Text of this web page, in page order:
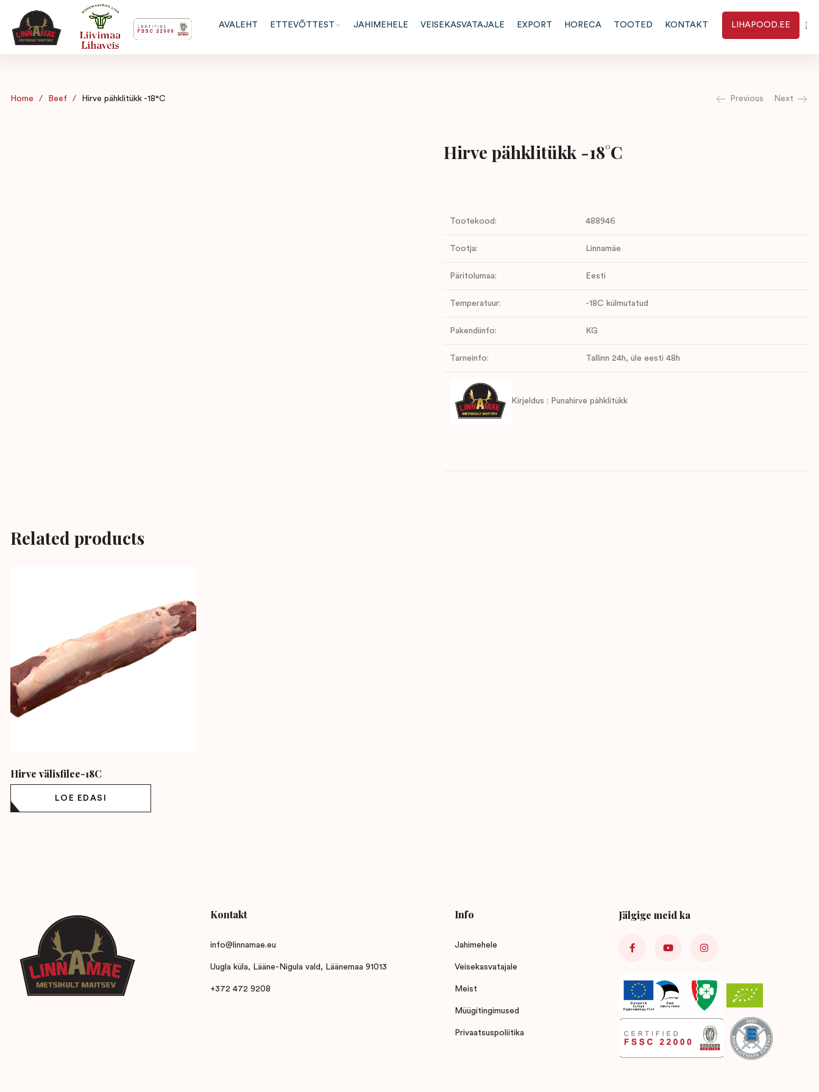
AVALEHT ETTEVÕTTEST JAHIMEHELE VEISEKASVATAJALE EXPORT HORECA TOOTED KONTAKT LIHAPOOD.EE
Home / Beef / Hirve pähklitükk -18°C Previous Next
Hirve pähklitükk -18°C
Tootekood: 488946
Tootja: Linnamäe
Päritolumaa: Eesti
Temperatuur: -18C külmutatud
Pakendiinfo: KG
Tarneinfo: Tallinn 24h, üle eesti 48h
Kirjeldus : Punahirve pähklitükk
Related products
Hirve välisfilee-18C
LOE EDASI
Kontakt
info@linnamae.eu
Uugla küla, Lääne-Nigula vald, Läänemaa 91013
+372 472 9208
Info
Jahimehele
Veisekasvatajale
Meist
Müügitingimused
Privaatsuspoliitika
Jälgige meid ka